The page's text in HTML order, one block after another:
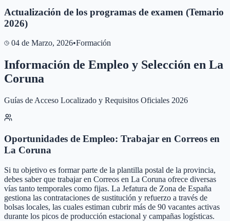
Actualización de los programas de examen (Temario
2026)
04 de Marzo, 2026•Formación
Información de Empleo y Selección en La
Coruna
Guías de Acceso Localizado y Requisitos Oficiales 2026
Oportunidades de Empleo: Trabajar en Correos en
La Coruna
Si tu objetivo es formar parte de la plantilla postal de la provincia,
debes saber que trabajar en Correos en La Coruna ofrece diversas
vías tanto temporales como fijas. La Jefatura de Zona de España
gestiona las contrataciones de sustitución y refuerzo a través de
bolsas locales, las cuales estiman cubrir más de 90 vacantes activas
durante los picos de producción estacional y campañas logísticas.